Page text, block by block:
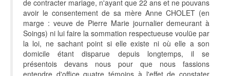
de contracter mariage, n'ayant que 22 ans et ne pouvans
avoir le consentement de sa mère Anne CHOLET (en
marge : veuve de Pierre Marie journalier demeurant à
Soings) ni lui faire la sommation respectueuse voulüe par
la loi, ne sachant point si elle existe ni où elle a son
domicile étant disparue depuis longtemps, il se
présentois devans nous pour que nous fassions
entendre d'office quatre témoins à l'effet de constater